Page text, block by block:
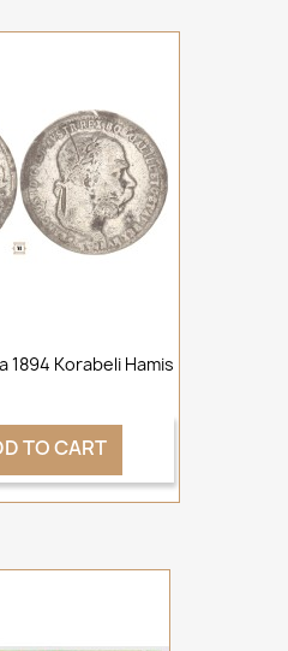
1894 Korabeli Hamis
TO CART